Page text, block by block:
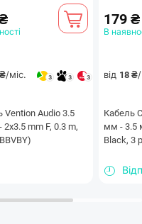
/міс. 3 3 3
Vention Audio 3.5
2х3.5 mm F, 0.3 m,
179 ₴
В
від 18 ₴
Кабель
мм - 3.5
Black, 3